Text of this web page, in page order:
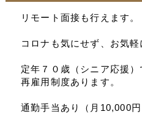
リモート面接も行えます。
コロナも気にせず、お気軽
定年７０歳（シニア応援
再雇用制度あります。
通勤手当あり（月10,000円